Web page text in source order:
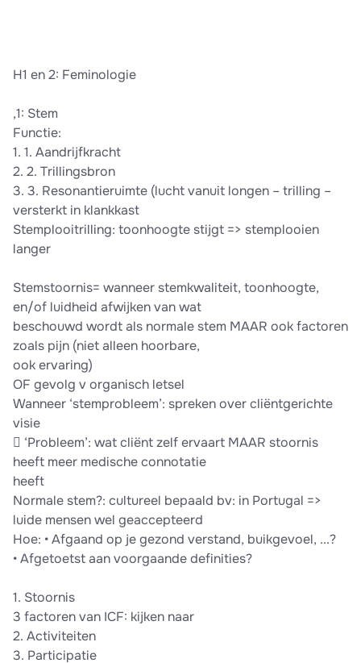
H1 en 2: Feminologie
,1: Stem
Functie:
1. 1. Aandrijfkracht
2. 2. Trillingsbron
3. 3. Resonantieruimte (lucht vanuit longen – trilling –
versterkt in klankkast
Stemplooitrilling: toonhoogte stijgt => stemplooien
langer
Stemstoornis= wanneer stemkwaliteit, toonhoogte,
en/of luidheid afwijken van wat
beschouwd wordt als normale stem MAAR ook factoren
zoals pijn (niet alleen hoorbare,
ook ervaring)
OF gevolg v organisch letsel
Wanneer ‘stemprobleem’: spreken over cliëntgerichte
visie
 ‘Probleem’: wat cliënt zelf ervaart MAAR stoornis
heeft meer medische connotatie
heeft
Normale stem?: cultureel bepaald bv: in Portugal =>
luide mensen wel geaccepteerd
Hoe: • Afgaand op je gezond verstand, buikgevoel, ...?
• Afgetoetst aan voorgaande definities?
1. Stoornis
3 factoren van ICF: kijken naar
2. Activiteiten
3. Participatie